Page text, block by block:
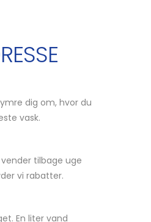
dig om, hvor du
vask.
tilbage uge
vi rabatter.
En liter vand